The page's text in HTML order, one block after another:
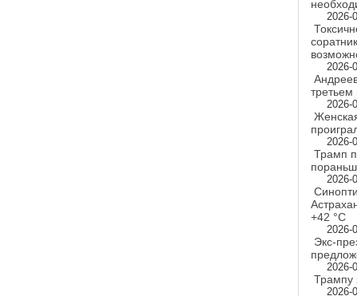
2026-
2026-
третьем
2026-
2026-
Трамп
2026-
+42 °C
2026-
Экс-
2026-
Трампу
2026-